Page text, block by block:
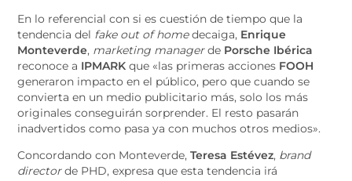
En lo referencial con si es cuestión de tiempo que la
tendencia del fake out of homedecaiga, Enrique
Monteverde, marketing managerde Porsche Ibérica
reconoce a IPMARK que «las primeras acciones FOOH
generaron impacto en el público, pero que cuando se
convierta en un medio publicitario más, solo los más
originales conseguirán sorprender. El resto pasarán
inadvertidos como pasa ya con muchos otros medios».
Concordando con Monteverde, Teresa Estévez, brand
directorde PHD, expresa que esta tendencia irá